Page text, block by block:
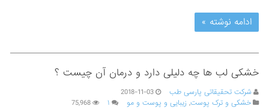
ادامه نوشته »
خشکی لب ها چه دلیلی دارد و درمان آن چیست ؟
شرکت تحقیقاتی پارسی طب
2018-11-03
خشکی و ترک پوست,زیبایی و پوست و مو ۱ 75,968